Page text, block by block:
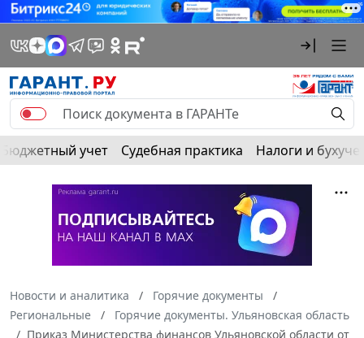
Бюджетный учет Судебная практика Налоги и
Новости и аналитика
Горячие документы
Региональные
Горячие документы. Ульяновская область
Приказ Министерства финансов Ульяновской области от